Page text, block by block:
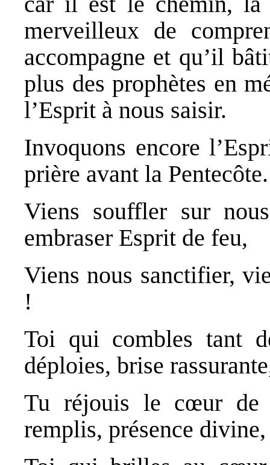
merveilleux de
accompagne et qu’il
plus des prophètes en
l’Esprit à nous saisir.
Invoquons encore
prière avant la Pentecôte.
Viens souffler sur
embraser Esprit de feu,
Viens nous sanctifier,
!
Toi qui combles tant
déploies, brise
Tu réjouis le cœur de
remplis, présence